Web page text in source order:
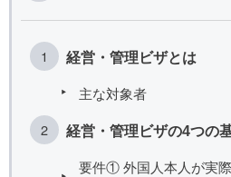
経営・管理ビザとは
主な対象者
経営・管理ビザの4つの
要件① 外国人本人が実